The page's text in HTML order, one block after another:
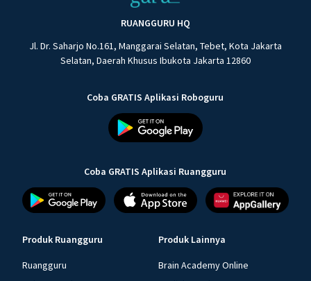
RUANGGURU HQ
Jl. Dr. Saharjo No.161, Manggarai Selatan, Tebet, Kota Jakarta
Selatan, Daerah Khusus Ibukota Jakarta 12860
Coba GRATIS Aplikasi Roboguru
Coba GRATIS Aplikasi Ruangguru
Produk Ruangguru
Ruangguru
Produk Lainnya
Brain Academy Online